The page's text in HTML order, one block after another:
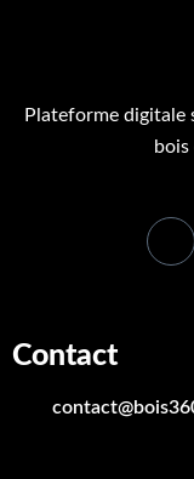
Plateforme digitale
bois
Contact